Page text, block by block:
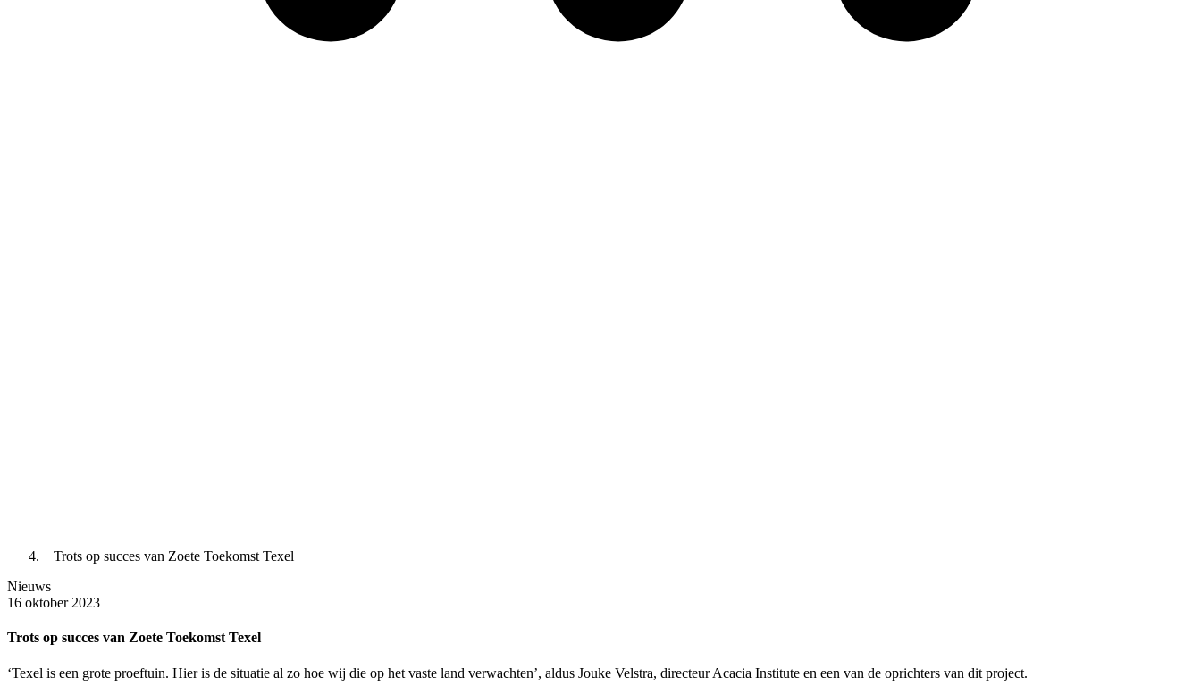
Trots op succes van Zoete Toekomst Texel
Nieuws
16 oktober 2023
Trots op succes van Zoete Toekomst Texel
‘Texel is een grote proeftuin. Hier is de situatie al zo hoe wij die op het vaste land verwachten’, aldus Jouke Velstra, directeur Acacia Institute en een van de oprichters van dit project.